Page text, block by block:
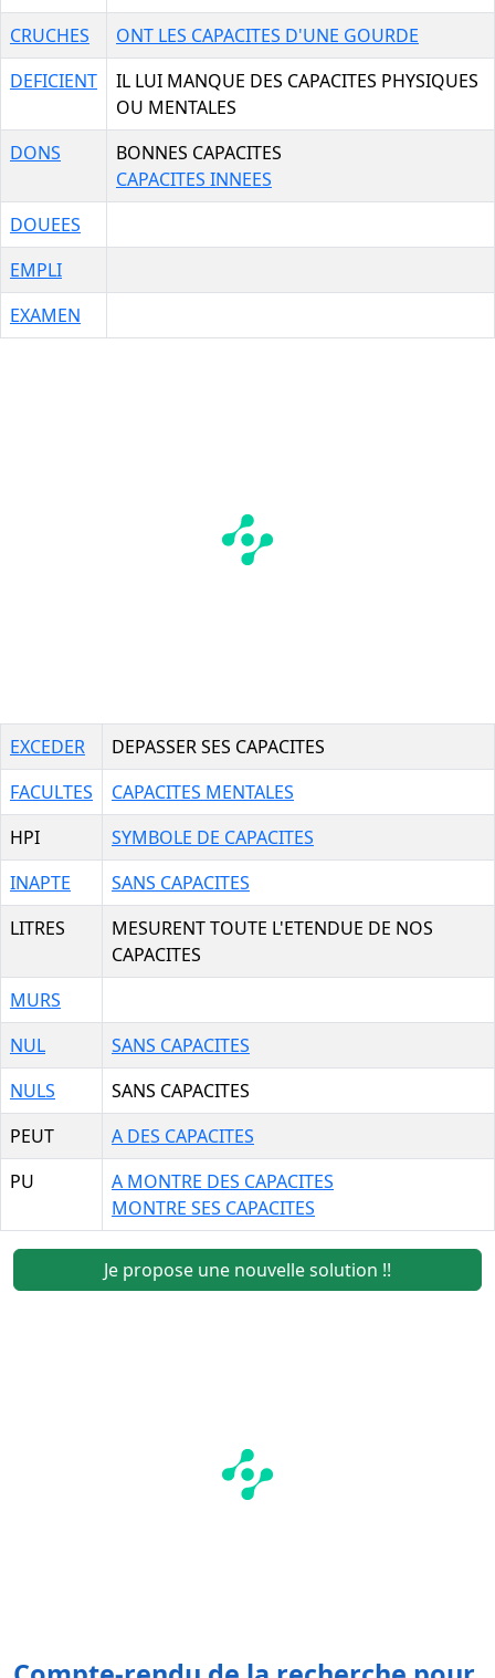
CRUCHES
ONT LES CAPACITES D'UNE GOURDE
DEFICIENT
IL LUI MANQUE DES CAPACITES PHYSIQUES
OU MENTALES
DONS
BONNES CAPACITES
CAPACITES INNEES
DOUEES
EMPLI
EXAMEN
EXCEDER
DEPASSER SES CAPACITES
FACULTES
CAPACITES MENTALES
HPI
SYMBOLE DE CAPACITES
INAPTE
SANS CAPACITES
LITRES
MESURENT TOUTE L'ETENDUE DE NOS
CAPACITES
MURS
NUL
SANS CAPACITES
NULS
SANS CAPACITES
PEUT
A DES CAPACITES
PU
A MONTRE DES CAPACITES
MONTRE SES CAPACITES
Je propose une nouvelle solution !!